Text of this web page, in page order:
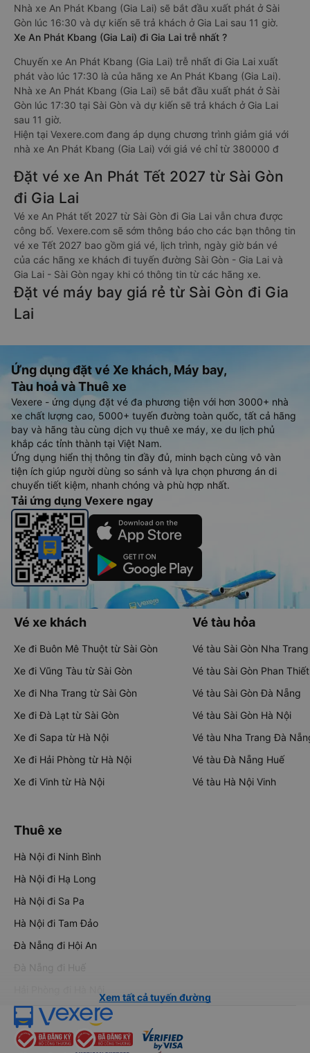
Nhà xe An Phát Kbang (Gia Lai) sẽ bắt đầu xuất phát ở Sài
Gòn lúc 16:30 và dự kiến sẽ trả khách ở Gia Lai sau 11 giờ.
Xe An Phát Kbang (Gia Lai) đi Gia Lai trễ nhất ?
Chuyến xe An Phát Kbang (Gia Lai) trễ nhất đi Gia Lai xuất
phát vào lúc 17:30 là của hãng xe An Phát Kbang (Gia Lai).
Nhà xe An Phát Kbang (Gia Lai) sẽ bắt đầu xuất phát ở Sài
Gòn lúc 17:30 tại Sài Gòn và dự kiến sẽ trả khách ở Gia Lai
sau 11 giờ.
Hiện tại Vexere.com đang áp dụng chương trình giảm giá với
nhà xe An Phát Kbang (Gia Lai) với giá vé chỉ từ 380000 đ
Đặt vé xe An Phát Tết 2027 từ Sài Gòn
đi Gia Lai
Vé xe An Phát tết 2027 từ Sài Gòn đi Gia Lai vẫn chưa được
công bố. Vexere.com sẽ sớm thông báo cho các bạn thông tin
vé xe Tết 2027 bao gồm giá vé, lịch trình, ngày giờ bán vé
của các hãng xe khách đi tuyến đường Sài Gòn - Gia Lai và
Gia Lai - Sài Gòn ngay khi có thông tin từ các hãng xe.
Đặt vé máy bay giá rẻ từ Sài Gòn đi Gia
Lai
Ứng dụng đặt vé Xe khách, Máy bay,
Tàu hoả và Thuê xe
Vexere - ứng dụng đặt vé đa phương tiện với hơn 3000+ nhà
xe chất lượng cao, 5000+ tuyến đường toàn quốc, tất cả hãng
bay và hãng tàu cùng dịch vụ thuê xe máy, xe du lịch phủ
khắp các tỉnh thành tại Việt Nam.
Ứng dụng hiển thị thông tin đầy đủ, minh bạch cùng vô vàn
tiện ích giúp người dùng so sánh và lựa chọn phương án di
chuyển tiết kiệm, nhanh chóng và phù hợp nhất.
Tải ứng dụng Vexere ngay
Vé xe khách
Xe đi Buôn Mê Thuột từ Sài Gòn
Xe đi Vũng Tàu từ Sài Gòn
Xe đi Nha Trang từ Sài Gòn
Xe đi Đà Lạt từ Sài Gòn
Xe đi Sapa từ Hà Nội
Xe đi Hải Phòng từ Hà Nội
Xe đi Vinh từ Hà Nội
Vé tàu hỏa
Vé tàu Sài Gòn Nha Trang
Vé tàu Sài Gòn Phan Thiết
Vé tàu Sài Gòn Đà Nẵng
Vé tàu Sài Gòn Hà Nội
Vé tàu Nha Trang Đà
Vé tàu Đà Nẵng Huế
Vé tàu Hà Nội Vinh
Thuê xe
Hà Nội đi Ninh Bình
Hà Nội đi Hạ Long
Hà Nội đi Sa Pa
Hà Nội đi Tam Đảo
Đà Nẵng đi Hội An
Đà Nẵng đi Huế
Xem tất cả tuyến đường